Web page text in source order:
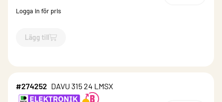
Logga in för pris
Lägg till
`$Lägg till
#274252 DAVU 315 24 LMSX